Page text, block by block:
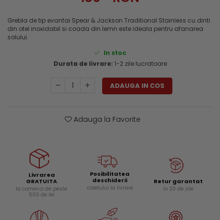
Buzunare externe
Echipamente specializate
Echipamente veterinari
Echipamente trimeri ongloane
Grebla de tip evantai Spear & Jackson Traditional Stainless cu dinti
din otel inoxidabil si coada din lemn este ideala pentru afanarea
solului.
In stoc
Durata de livrare: 1-2 zile lucratoare
ADAUGA IN COS
Adauga la Favorite
Livrarea
GRATUITA
la comenzi de peste
500 de lei
Posibilitatea
deschiderii
coletului la livrare
Retur garantat
in 30 de zile